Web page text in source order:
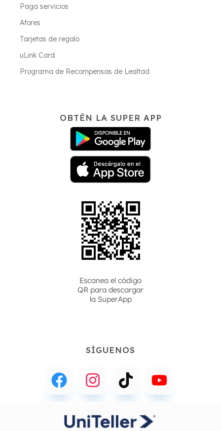
Paga servicios
Afores
Tarjetas de regalo
uLink Card
Programa de Recompensas de Lealtad
OBTÉN LA SUPER APP
Escanea el código
QR para descargar
la SuperApp
SÍGUENOS